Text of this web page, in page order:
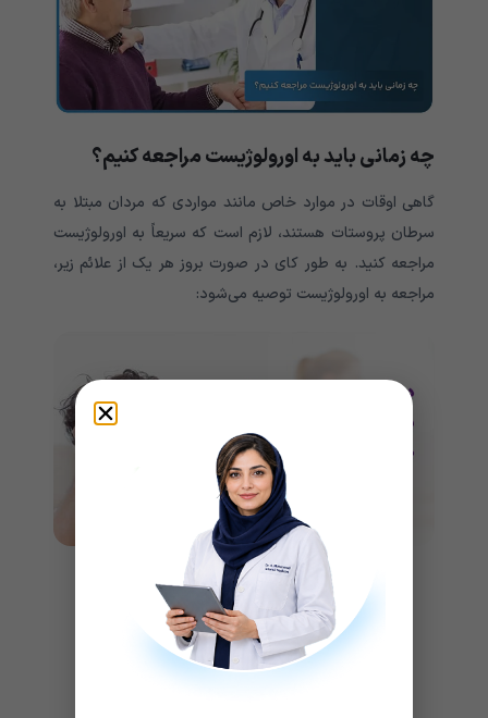
چه زمانی باید به اورولوژیست مراجعه کنیم؟
گاهی اوقات در موارد خاص مانند مواردی که مردان مبتلا به
سرطان پروستات هستند، لازم است که سریعاً به اورولوژیست
مراجعه کنید. به طور کای در صورت بروز هر یک از علائم زیر،
مراجعه به اورولوژیست توصیه می‌شود:
خون در ادرار
نیاز فوری به دستشویی
در ناحیه کمر، لگن و پهلوها
مشکل در ادرار